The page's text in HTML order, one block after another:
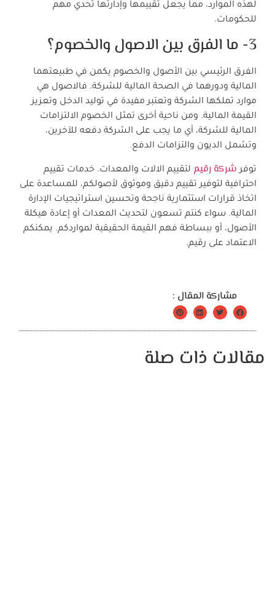
لهذه الموارد، مما يجعل تقييمها وإدارتها تحدي مهم
للحكومات.
3- ما الفرق بين الاصول والخصوم؟
الفرق الرئيسي بين الأصول والخصوم يكمن في طبيعتهما
المالية ودورهما في الصحة المالية للشركة. فالاصول هي
موارد تملكها الشركة وتعتبر مفيدة في توليد الدخل وتعزيز
القيمة المالية. ومن ناحية أخرى تمثل الخصوم الالتزامات
المالية للشركة، أي ما يجب على الشركة دفعه للآخرين،
وتشمل الديون والتزامات الدفع.
توفرشركة رقيم لتقييم الالات والمعدات. خدمات تقييم
احترافية لتوفير تقييم دقيق وموثوق لأصولكم، للمساعدة على
اتخاذ قرارات استثمارية ناجحة وتحسين استراتيجيات الإدارة
المالية. سواء كنتم تسعون لتحديث المعدات أو إعادة هيكلة
الأصول، أو ببساطة فهم القيمة الحقيقية لمواردكم. يمكنكم
الاعتماد على رقيم.
مشاركة المقال :
مقالات ذات صلة